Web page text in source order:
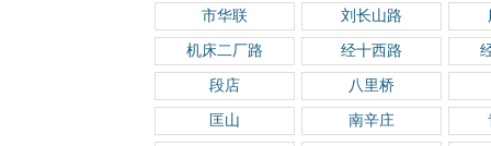
市华联 刘长山路
机床二厂路 经十西路
段店 八里桥
匡山 南辛庄